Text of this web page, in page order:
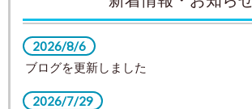
2026/8/6
ブログを更新しました
2026/7/29